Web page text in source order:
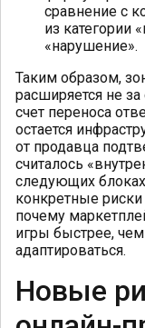
сравнение с
из категории
«нарушение».
Таким образом,
расширяется не
счет переноса
остается
от продавца
считалось
следующих
конкретные
почему
игры быстрее,
адаптироваться.
Новые